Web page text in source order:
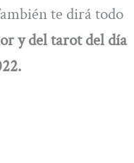
te dirá todo
y del tarot del día